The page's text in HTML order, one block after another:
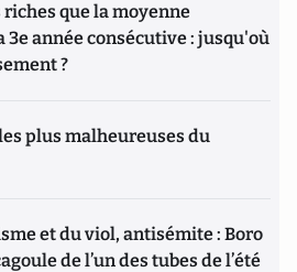
que la moyenne
3e année consécutive : jusqu'où
?
plus malheureuses du
et du viol, antisémite : Boro
de l’un des tubes de l’été